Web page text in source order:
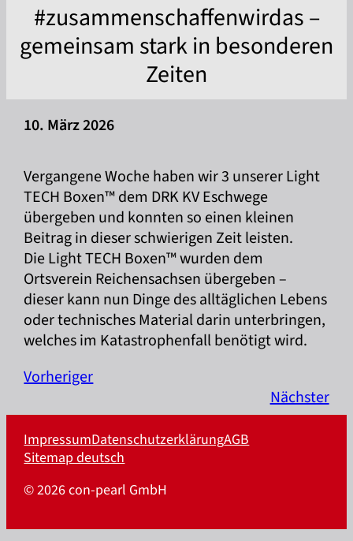
#zusammenschaffenwirdas –
gemeinsam stark in besonderen
Zeiten
10. März 2026
Vergangene Woche haben wir 3 unserer Light
TECH Boxen™ dem DRK KV Eschwege
übergeben und konnten so einen kleinen
Beitrag in dieser schwierigen Zeit leisten.
Die Light TECH Boxen™ wurden dem
Ortsverein Reichensachsen übergeben –
dieser kann nun Dinge des alltäglichen Lebens
oder technisches Material darin unterbringen,
welches im Katastrophenfall benötigt wird.
Vorheriger
Nächster
ImpressumDatenschutzerklärungAGB
Sitemap deutsch
© 2026 con-pearl GmbH